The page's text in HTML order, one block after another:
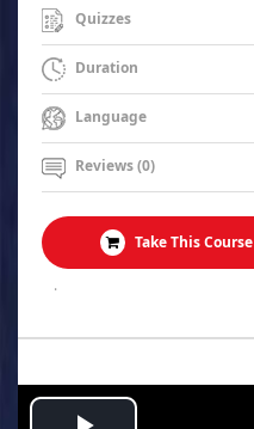
Quizzes
Duration
Language
Reviews (0)
Take This Course
.